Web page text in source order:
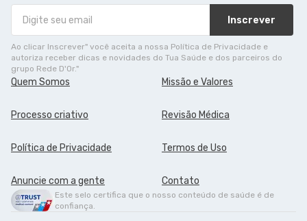
Inscrever
Ao clicar Inscrever" você aceita a nossa Política de Privacidade e
autoriza receber dicas e novidades do Tua Saúde e dos parceiros do
grupo Rede D'Or."
Quem Somos Missão e Valores
Processo criativo Revisão Médica
Política de Privacidade Termos de Uso
Anuncie com a gente Contato
Este selo certifica que o nosso conteúdo de saúde é de
confiança.